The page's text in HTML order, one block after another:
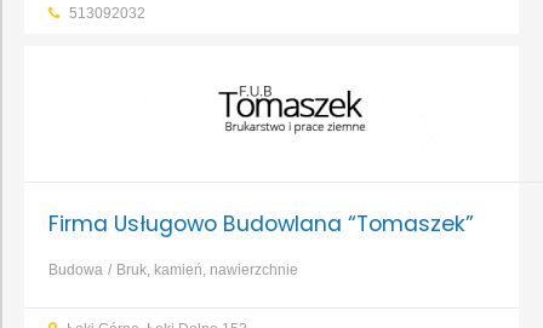
513092032
Firma Usługowo Budowlana “Tomaszek”
Budowa Bruk, kamień, nawierzchnie